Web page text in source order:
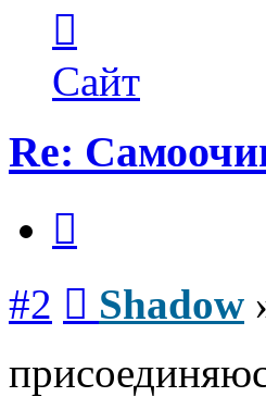
пользователя
Shadow
Сайт
Re:
#2 Shadow